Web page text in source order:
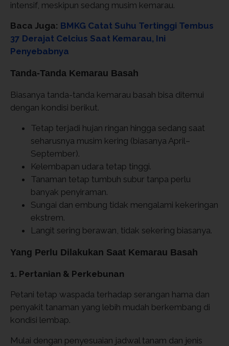
intensif, meskipun sedang musim kemarau.
Baca Juga: BMKG Catat Suhu Tertinggi Tembus
37 Derajat Celcius Saat Kemarau, Ini
Penyebabnya
Tanda-Tanda Kemarau Basah
Biasanya tanda-tanda kemarau basah bisa ditemui
dengan kondisi berikut.
Tetap terjadi hujan ringan hingga sedang saat
seharusnya musim kering (biasanya April–
September).
Kelembapan udara tetap tinggi.
Tanaman tetap tumbuh subur tanpa perlu
banyak penyiraman.
Sungai dan embung tidak mengalami kekeringan
ekstrem.
Langit sering berawan, tidak sekering biasanya.
Yang Perlu Dilakukan Saat Kemarau Basah
1. Pertanian & Perkebunan
Petani tetap waspada terhadap serangan hama dan
penyakit tanaman yang lebih mudah berkembang di
kondisi lembap.
Mulai dengan penyesuaian jadwal tanam dan jenis